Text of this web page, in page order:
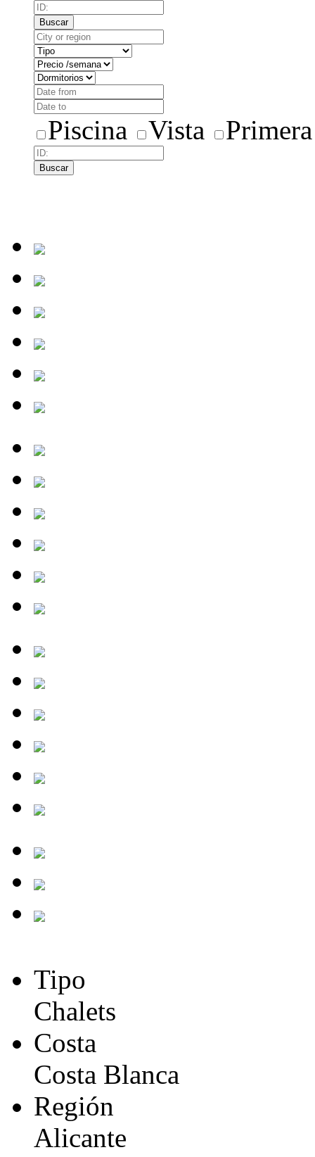
Buscar
Piscina Vista
Buscar
Tipo
Chalets
Costa
Costa Blanca
Región
Alicante